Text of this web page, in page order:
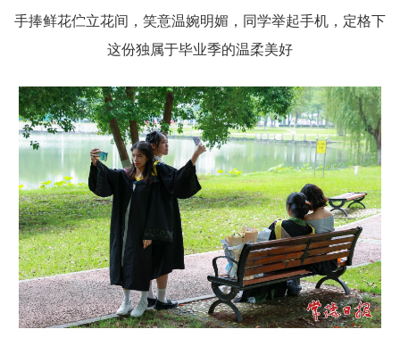
手捧鲜花伫立花间，笑意温婉明媚，同学举起手机，定格下
这份独属于毕业季的温柔美好